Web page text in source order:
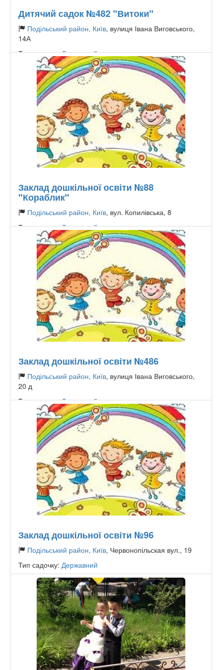
Дитячий садок №482 "Витоки"
Подільський район, Київ, вулиця Івана Виговського,
14А
Тип садочку:Державний
Заклад дошкільної освіти №88
"Кораблик"
Подільський район, Київ, вул. Копилівська, 8
Тип садочку:Державний
Заклад дошкільної освіти №486
Подільський район, Київ, вулиця Івана Виговського,
20 д
Тип садочку:Державний
Заклад дошкільної освіти №96
Подільський район, Київ, Червонопільская вул., 19
Тип садочку: Державний